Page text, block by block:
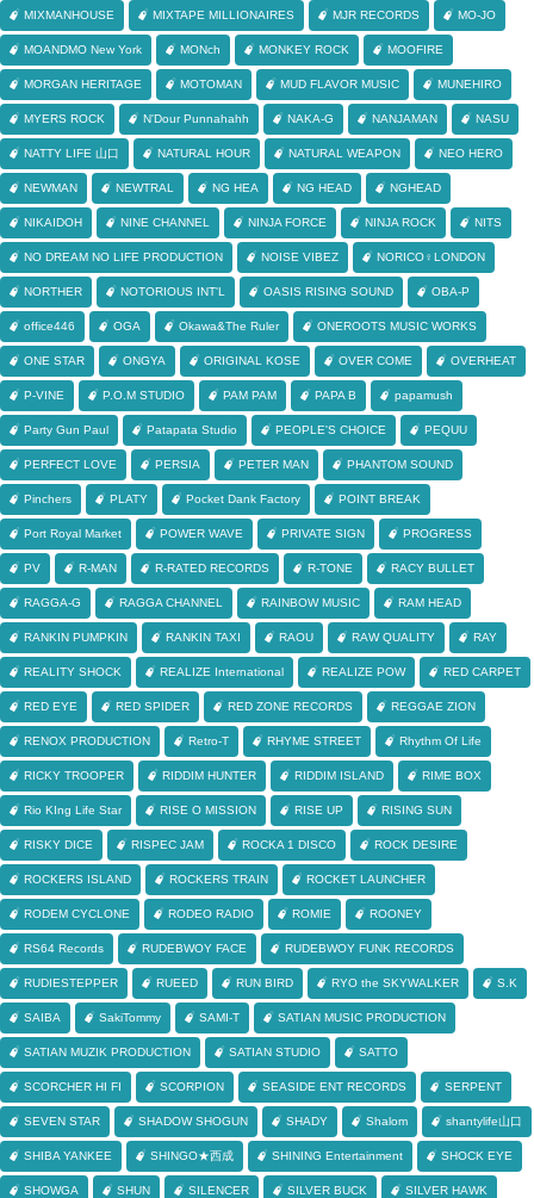
MIXMANHOUSE MIXTAPE MILLIONAIRES MJR RECORDS MO-JO
MOANDMO New York MONch MONKEY ROCK MOOFIRE
MORGAN HERITAGE MOTOMAN MUD FLAVOR MUSIC MUNEHIRO
MYERS ROCK N'Dour Punnahahh NAKA-G NANJAMAN NASU
NATTY LIFE 山口 NATURAL HOUR NATURAL WEAPON NEO HERO
NEWMAN NEWTRAL NG HEA NG HEAD NGHEAD
NIKAIDOH NINE CHANNEL NINJA FORCE NINJA ROCK NITS
NO DREAM NO LIFE PRODUCTION NOISE VIBEZ NORICO♀LONDON
NORTHER NOTORIOUS INT'L OASIS RISING SOUND OBA-P
office446 OGA Okawa&The Ruler ONEROOTS MUSIC WORKS
ONE STAR ONGYA ORIGINAL KOSE OVER COME OVERHEAT
P-VINE P.O.M STUDIO PAM PAM PAPA B papamush
Party Gun Paul Patapata Studio PEOPLE'S CHOICE PEQUU
PERFECT LOVE PERSIA PETER MAN PHANTOM SOUND
Pinchers PLATY Pocket Dank Factory POINT BREAK
Port Royal Market POWER WAVE PRIVATE SIGN PROGRESS
PV R-MAN R-RATED RECORDS R-TONE RACY BULLET
RAGGA-G RAGGA CHANNEL RAINBOW MUSIC RAM HEAD
RANKIN PUMPKIN RANKIN TAXI RAOU RAW QUALITY RAY
REALITY SHOCK REALIZE International REALIZE POW RED CARPET
RED EYE RED SPIDER RED ZONE RECORDS REGGAE ZION
RENOX PRODUCTION Retro-T RHYME STREET Rhythm Of Life
RICKY TROOPER RIDDIM HUNTER RIDDIM ISLAND RIME BOX
Rio KIng Life Star RISE O MISSION RISE UP RISING SUN
RISKY DICE RISPEC JAM ROCKA 1 DISCO ROCK DESIRE
ROCKERS ISLAND ROCKERS TRAIN ROCKET LAUNCHER
RODEM CYCLONE RODEO RADIO ROMIE ROONEY
RS64 Records RUDEBWOY FACE RUDEBWOY FUNK RECORDS
RUDIESTEPPER RUEED RUN BIRD RYO the SKYWALKER S.K
SAIBA SakiTommy SAMI-T SATIAN MUSIC PRODUCTION
SATIAN MUZIK PRODUCTION SATIAN STUDIO SATTO
SCORCHER HI FI SCORPION SEASIDE ENT RECORDS SERPENT
SEVEN STAR SHADOW SHOGUN SHADY Shalom shantylife山口
SHIBA YANKEE SHINGO★西成 SHINING Entertainment SHOCK EYE
SHOWGA SHUN SILENCER SILVER BUCK SILVER HAWK